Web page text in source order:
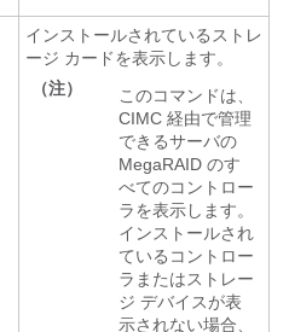
インストールされているストレ
ージ カードを表示します。
（注）
このコマンドは、
CIMC 経由で管理
できるサーバの
MegaRAID のす
べてのコントロー
ラを表示します。
インストールされ
ているコントロー
ラまたはストレー
ジ デバイスが表
示されない場合、